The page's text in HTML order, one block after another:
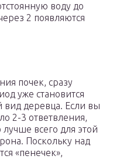
воду до
2 появляются
почек, сразу
уже становится
деревца. Если вы
2-3 ответвления,
всего для этой
Поскольку над
«пенечек»,